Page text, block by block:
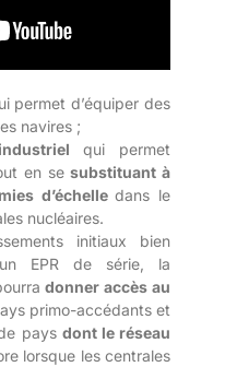
permet d’équiper des
navires ;
qui permet
en sesubstituant à
d’échelledans le
nucléaires.
initiaux bien
EPR de série, la
donner accès au
primo-accédants et
pays dont le réseau
lorsque les centrales